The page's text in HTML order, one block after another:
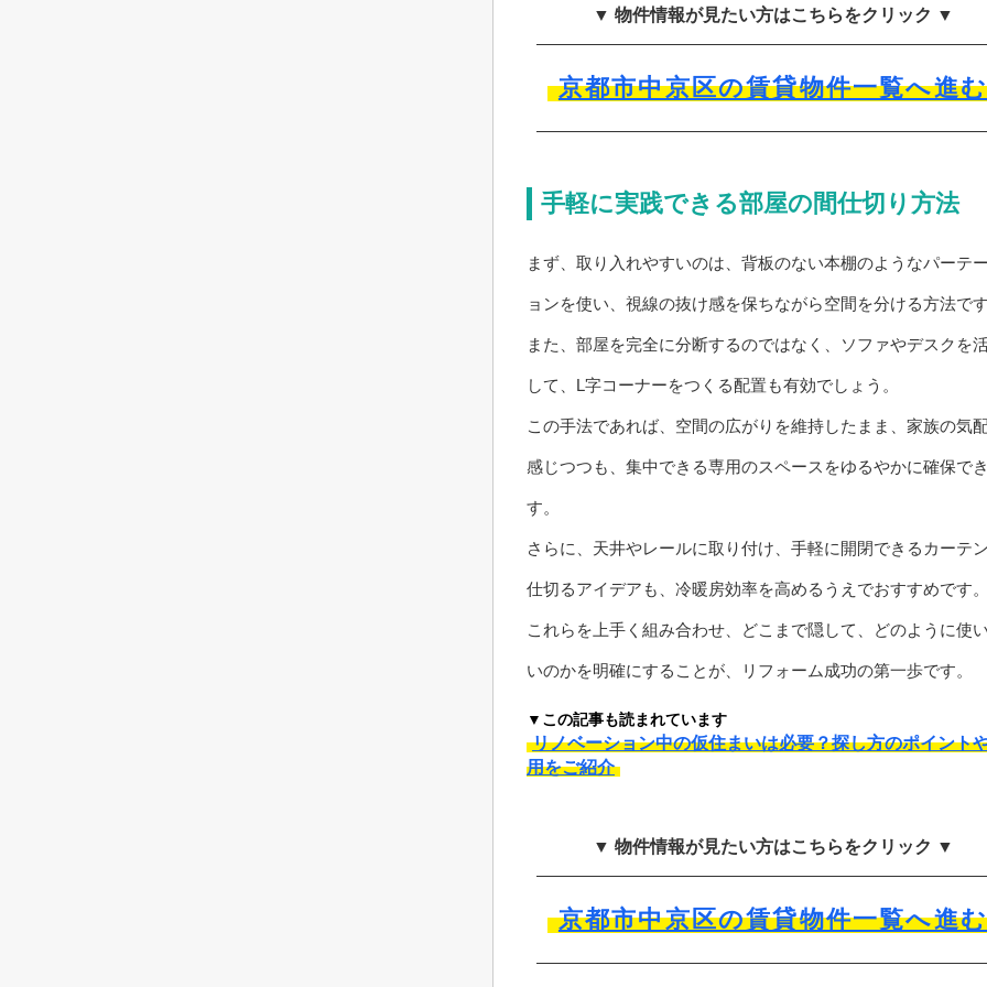
▼ 物件情報が見たい方はこちらをクリック ▼
京都市中京区の賃貸物件一覧へ進
手軽に実践できる部屋の間仕切り方法
まず、取り入れやすいのは、背板のない本棚のようなパーテ
ョンを使い、視線の抜け感を保ちながら空間を分ける方法です
また、部屋を完全に分断するのではなく、ソファやデスクを
して、L字コーナーをつくる配置も有効でしょう。
この手法であれば、空間の広がりを維持したまま、家族の気
感じつつも、集中できる専用のスペースをゆるやかに確保で
す。
さらに、天井やレールに取り付け、手軽に開閉できるカーテ
仕切るアイデアも、冷暖房効率を高めるうえでおすすめです。
これらを上手く組み合わせ、どこまで隠して、どのように使
いのかを明確にすることが、リフォーム成功の第一歩です。
▼この記事も読まれています
リノベーション中の仮住まいは必要？探し方のポイント
用をご紹介
▼ 物件情報が見たい方はこちらをクリック ▼
京都市中京区の賃貸物件一覧へ進